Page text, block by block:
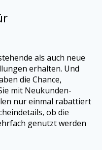
als auch neue
erhalten. Und
die Chance,
mit Neukunden-
nur einmal rabattiert
ob die
genutzt werden